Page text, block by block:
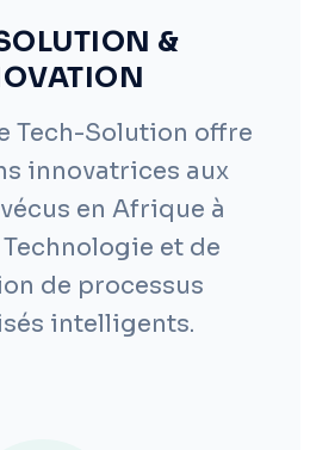
&
Tech-Solution offre
innovatrices aux
en Afrique à
Technologie et de
de processus
intelligents.